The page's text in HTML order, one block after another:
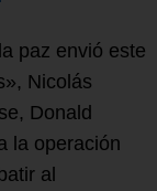
paz envió este
Nicolás
Donald
la operación
al